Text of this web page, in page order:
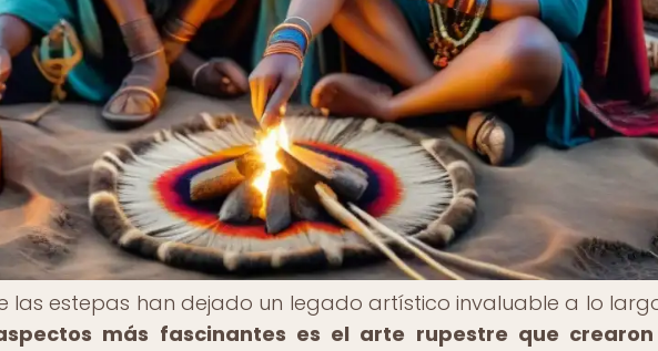
las estepas han dejado un legado artístico invaluable a lo
más fascinantes es el arte rupestre que